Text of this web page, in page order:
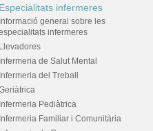
Especialitats infermeres
Informació general sobre les
infermeres
Llevadores
Infermeria de Salut Mental
Infermeria del Treball
Infermeria Pediàtrica
Infermeria Familiar i Comunitària